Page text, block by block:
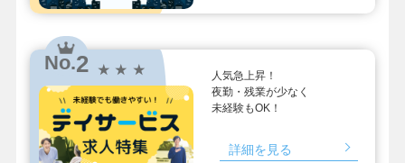
No.2 ★ ★ ★
人気急上昇！
夜勤・残業が少なく
未経験もOK！
詳細を見る